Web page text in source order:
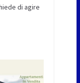
di agire